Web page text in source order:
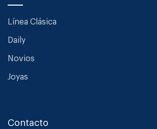
Línea Clásica
Daily
Novios
Joyas
Contacto